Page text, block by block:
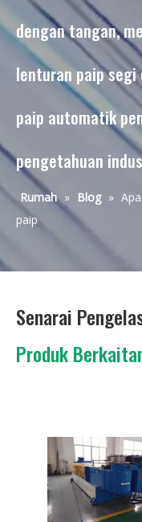
dengan tangan,
lenturan paip
paip automatik
pengetahuan
Rumah » Blog »
paip
Senarai
Produk